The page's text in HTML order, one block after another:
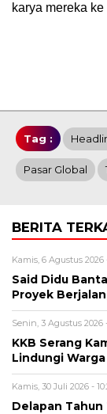
karya mereka
Tag :
Pasar Global
BERITA
Kamis, 6 Agustus 2026
Said Didu
Proyek
Senin, 3 Agustus 2026
KKB Serang
Lindungi
Kamis, 30 Juli 2026 -
Delapan